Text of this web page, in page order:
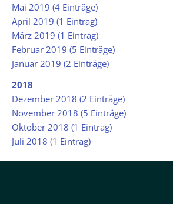
Mai 2019 (4 Einträge)
April 2019 (1 Eintrag)
März 2019 (1 Eintrag)
Februar 2019 (5 Einträge)
Januar 2019 (2 Einträge)
2018
Dezember 2018 (2 Einträge)
November 2018 (5 Einträge)
Oktober 2018 (1 Eintrag)
Juli 2018 (1 Eintrag)